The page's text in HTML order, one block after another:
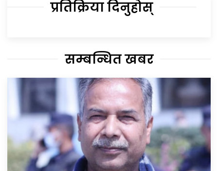
प्रतिक्रिया दिनुहोस्
सम्बन्धित खबर